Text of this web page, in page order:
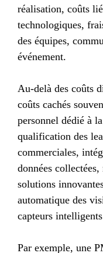
réalisation, coûts
technologiques,
des équipes,
événement.
Au-delà des coûts
coûts cachés
personnel dédié à
qualification des
commerciales,
données
solutions
automatique des
capteurs
Par exemple, une